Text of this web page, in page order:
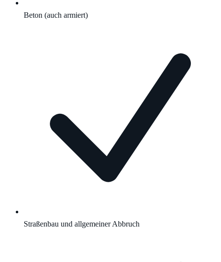
Beton (auch armiert)
Straßenbau und allgemeiner Abbruch